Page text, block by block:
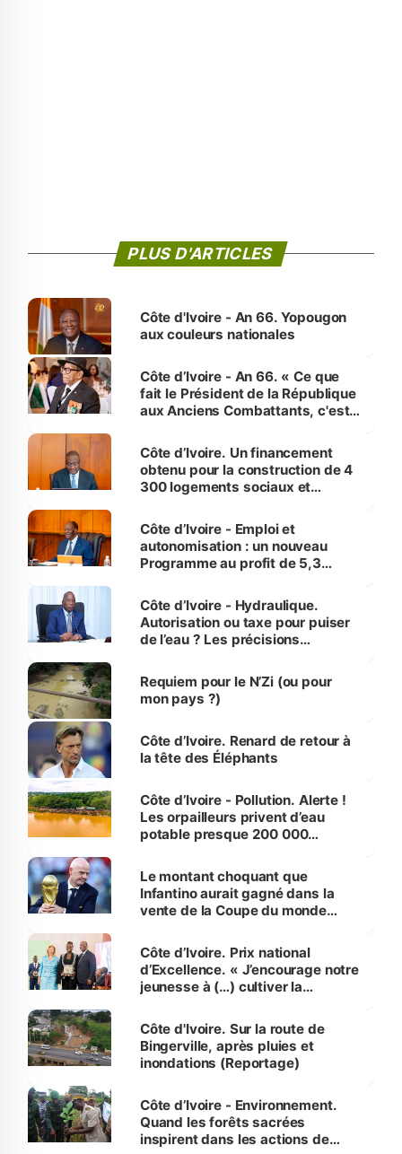
PLUS D'ARTICLES
Côte d'Ivoire - An 66. Yopougon
aux couleurs nationales
Côte d’Ivoire - An 66. « Ce que
fait le Président de la République
aux Anciens Combattants, c'est
Côte d’Ivoire. Un financement
obtenu pour la construction de 4
300 logements sociaux et
et Yamoussoukro
Côte d’Ivoire - Emploi et
autonomisation : un nouveau
Programme au profit de 5,3
Côte d’Ivoire - Hydraulique.
Autorisation ou taxe pour puiser
de l’eau ? Les précisions
Requiem pour le N’Zi (ou pour
mon pays ?)
Côte d’Ivoire. Renard de retour à
la tête des Éléphants
Côte d’Ivoire - Pollution. Alerte !
Les orpailleurs privent d’eau
potable presque 200 000
Le montant choquant que
Infantino aurait gagné dans la
vente de la Coupe du monde
Côte d’Ivoire. Prix national
d’Excellence. « J’encourage notre
jeunesse à (…) cultiver la
(Alassane Ouattara
Côte d'Ivoire. Sur la route de
Bingerville, après pluies et
inondations (Reportage)
Côte d’Ivoire - Environnement.
Quand les forêts sacrées
inspirent dans les actions de